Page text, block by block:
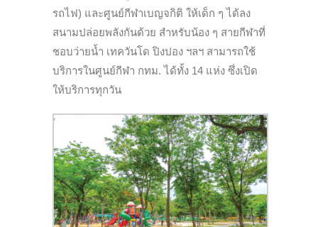
รถไฟ) และศูนย์กีฬาเบญจกิติ ให้เด็ก ๆ ได้ลง
สนามปล่อยพลังกันด้วย สำหรับน้อง ๆ สายกีฬาที่
ชอบว่ายน้ำ เทควันโด ปิงปอง ฯลฯ สามารถใช้
บริการในศูนย์กีฬา กทม. ได้ทั้ง 14 แห่ง ซึ่งเปิด
ให้บริการทุกวัน